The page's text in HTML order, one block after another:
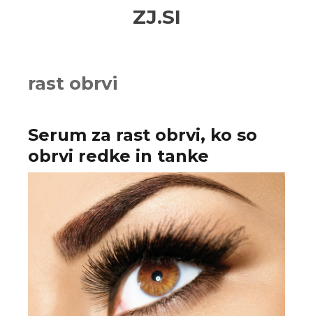
ZJ.SI
rast obrvi
Serum za rast obrvi, ko so
obrvi redke in tanke